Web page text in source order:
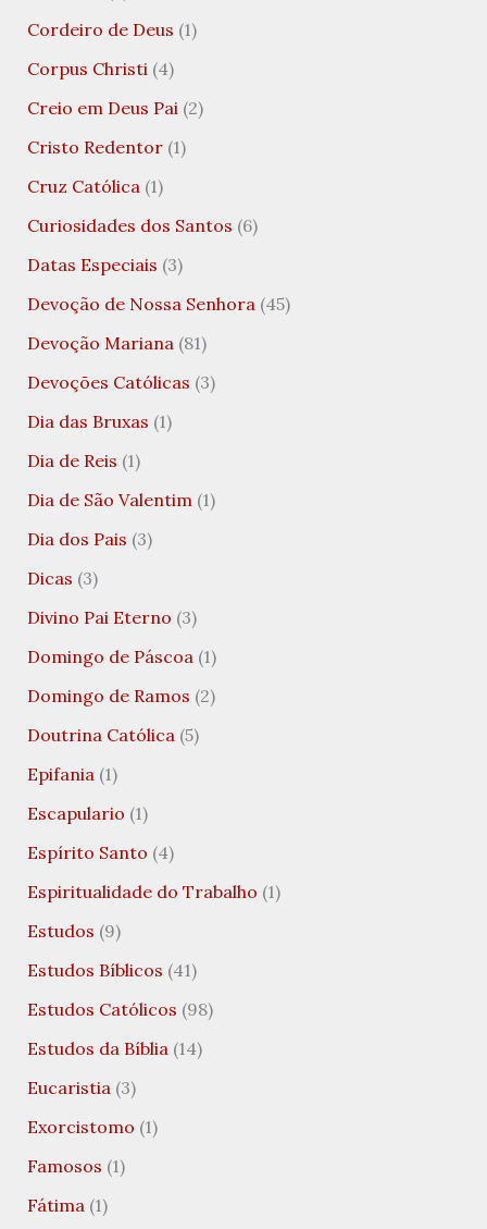
Cordeiro de Deus (1)
Corpus Christi (4)
Creio em Deus Pai (2)
Cristo Redentor(1)
Cruz Católica (1)
Curiosidades dos Santos (6)
Datas Especiais (3)
Devoção de Nossa Senhora (45)
Devoção Mariana (81)
Devoções Católicas (3)
Dia das Bruxas (1)
Dia de Reis (1)
Dia de São Valentim (1)
Dia dos Pais (3)
Dicas (3)
Divino Pai Eterno (3)
Domingo de Páscoa (1)
Domingo de Ramos (2)
Doutrina Católica (5)
Epifania (1)
Escapulario (1)
Espírito Santo (4)
Espiritualidade do Trabalho (1)
Estudos (9)
Estudos Bíblicos (41)
Estudos Católicos (98)
Estudos da Bíblia (14)
Eucaristia (3)
Exorcistomo (1)
Famosos (1)
Fátima (1)